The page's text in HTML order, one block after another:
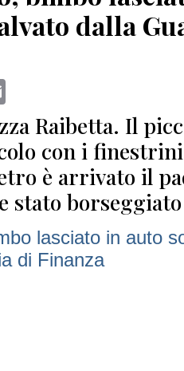
dalla
Raibetta. Il
con i
è arrivato il
stato borseggiato